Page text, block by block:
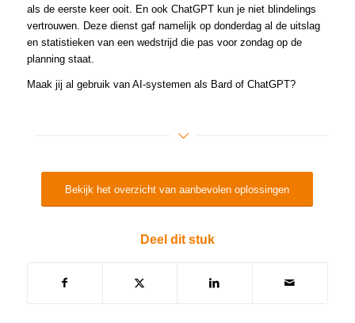
als de eerste keer ooit. En ook ChatGPT kun je niet blindelings
vertrouwen. Deze dienst gaf namelijk op donderdag al de uitslag
en statistieken van een wedstrijd die pas voor zondag op de
planning staat.
Maak jij al gebruik van AI-systemen als Bard of ChatGPT?
Bekijk het overzicht van aanbevolen oplossingen
Deel dit stuk